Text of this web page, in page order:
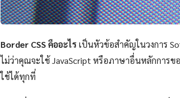
Border CSS คืออะไร เป็นหัวข้อสำคัญในวงการ
ไม่ว่าคุณจะใช้ JavaScript หรือภาษาอื่นหลักการข
ใช้ได้ทุกที่